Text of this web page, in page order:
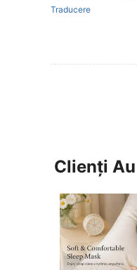
Traducere
Clienți